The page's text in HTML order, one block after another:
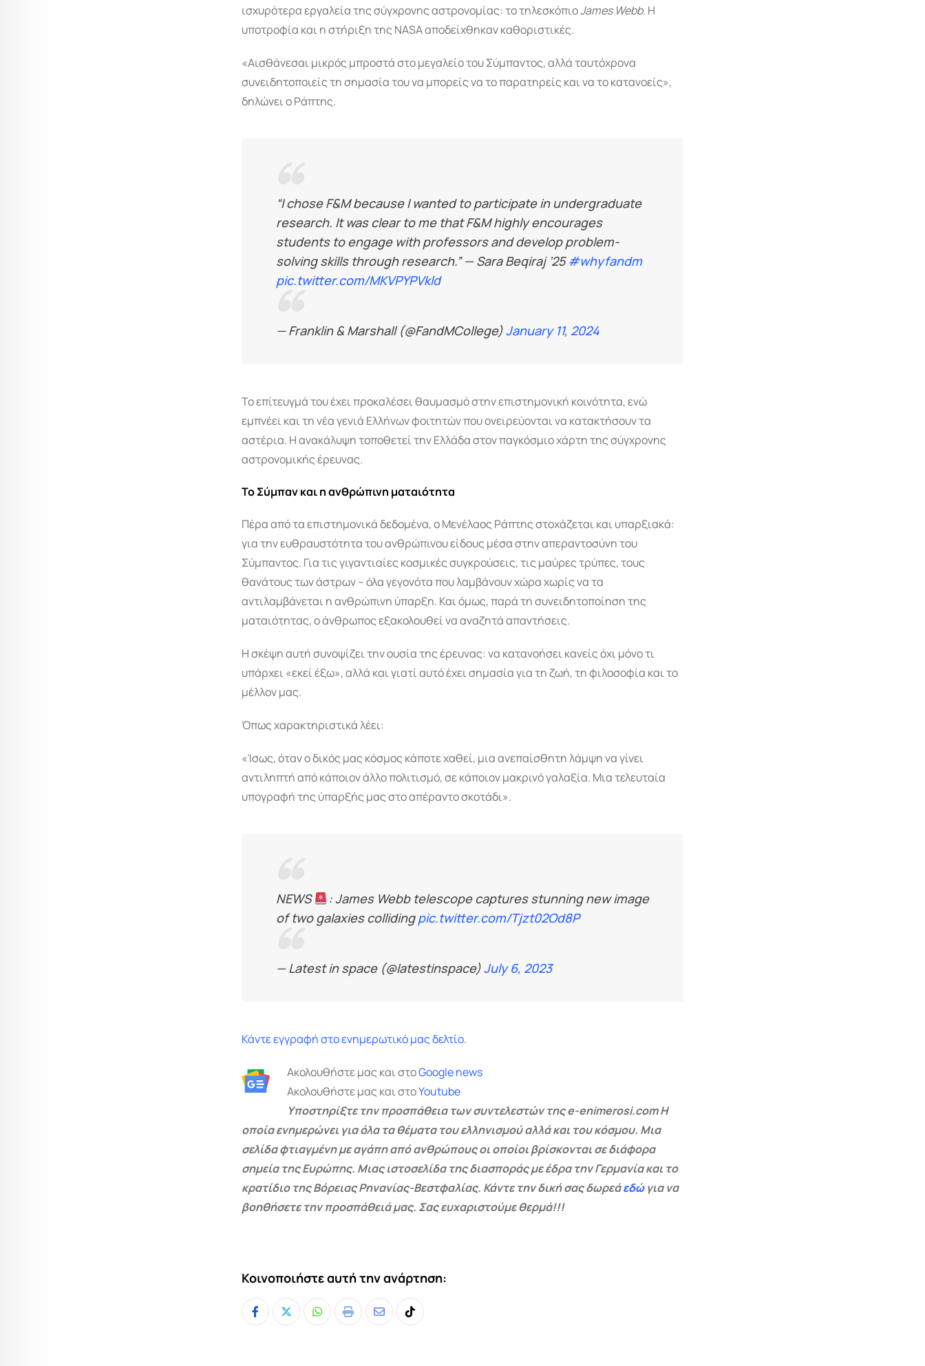
ισχυρότερα εργαλεία της σύγχρονης αστρονομίας: το τηλεσκόπιοJames Webb. Η
υποτροφία και η στήριξη της NASA αποδείχθηκαν καθοριστικές.
«Αισθάνεσαι μικρός μπροστά στο μεγαλείο του Σύμπαντος, αλλά ταυτόχρονα
συνειδητοποιείς τη σημασία του να μπορείς να το παρατηρείς και να το κατανοείς»,
δηλώνει ο Ράπτης.
“I chose F&M because I wanted to participate in undergraduate
research. It was clear to me that F&M highly encourages
students to engage with professors and develop problem-
solving skills through research.” — Sara Beqiraj ’25#whyfandm
pic.twitter.com/MKVPYPVkld
— Franklin & Marshall (@FandMCollege)January 11, 2024
Το επίτευγμά του έχει προκαλέσει θαυμασμό στην επιστημονική κοινότητα, ενώ
εμπνέει και τη νέα γενιά Ελλήνων φοιτητών που ονειρεύονται να κατακτήσουν τα
αστέρια. Η ανακάλυψη τοποθετεί την Ελλάδα στον παγκόσμιο χάρτη της σύγχρονης
αστρονομικής έρευνας.
Το Σύμπαν και η ανθρώπινη ματαιότητα
Πέρα από τα επιστημονικά δεδομένα, ο Μενέλαος Ράπτης στοχάζεται και υπαρξιακά:
για την ευθραυστότητα του ανθρώπινου είδους μέσα στην απεραντοσύνη του
Σύμπαντος. Για τις γιγαντιαίες κοσμικές συγκρούσεις, τις μαύρες τρύπες, τους
θανάτους των άστρων – όλα γεγονότα που λαμβάνουν χώρα χωρίς να τα
αντιλαμβάνεται η ανθρώπινη ύπαρξη. Και όμως, παρά τη συνειδητοποίηση της
ματαιότητας, ο άνθρωπος εξακολουθεί να αναζητά απαντήσεις.
Η σκέψη αυτή συνοψίζει την ουσία της έρευνας: να κατανοήσει κανείς όχι μόνο τι
υπάρχει «εκεί έξω», αλλά και γιατί αυτό έχει σημασία για τη ζωή, τη φιλοσοφία και το
μέλλον μας.
Όπως χαρακτηριστικά λέει:
«Ίσως, όταν ο δικός μας κόσμος κάποτε χαθεί, μια ανεπαίσθητη λάμψη να γίνει
αντιληπτή από κάποιον άλλο πολιτισμό, σε κάποιον μακρινό γαλαξία. Μια τελευταία
υπογραφή της ύπαρξής μας στο απέραντο σκοτάδι».
NEWS
: James Webb telescope captures stunning new image
of two galaxies collidingpic.twitter.com/Tjzt02Od8P
— Latest in space (@latestinspace)July 6, 2023
Κάντε εγγραφή στο ενημερωτικό μας δελτίο.
Ακολουθήστε μας και στοGooglenews
Ακολουθήστε μας και στοYoutube
Υποστηρίξτε την προσπάθεια των συντελεστών της e-enimerosi.com Η
οποία ενημερώνει για όλα τα θέματα του ελληνισμού αλλά και του κόσμου. Μια
σελίδα φτιαγμένη με αγάπη από ανθρώπους οι οποίοι βρίσκονται σε διάφορα
σημεία της Ευρώπης. Μιας ιστοσελίδα της διασποράς με έδρα την Γερμανία και το
κρατίδιο της Βόρειας Ρηνανίας-Βεστφαλίας. Κάντε την δική σας δωρεάεδώγια να
βοηθήσετε την προσπάθειά μας. Σας ευχαριστούμε θερμά!!!
Κοινοποιήστε αυτή την ανάρτηση:
Whatsapp
Print
ShareTiktok